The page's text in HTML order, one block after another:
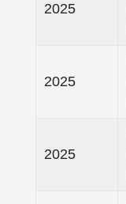
2025
2025
2025